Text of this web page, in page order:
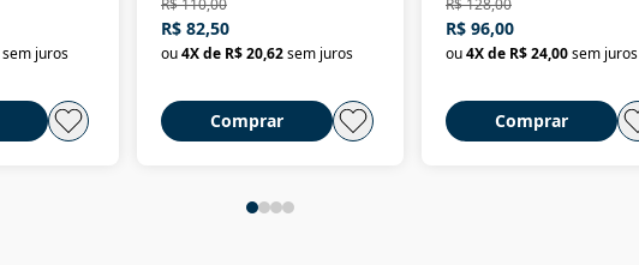
sem juros
Nova República (1985-
2018)
R$ 110,00
R$ 82,50
ou4X de R$ 20,62sem juros
Comprar
Civilização material
R$ 128,00
R$ 96,00
ou4X de R$ 24,00sem juros
Comprar